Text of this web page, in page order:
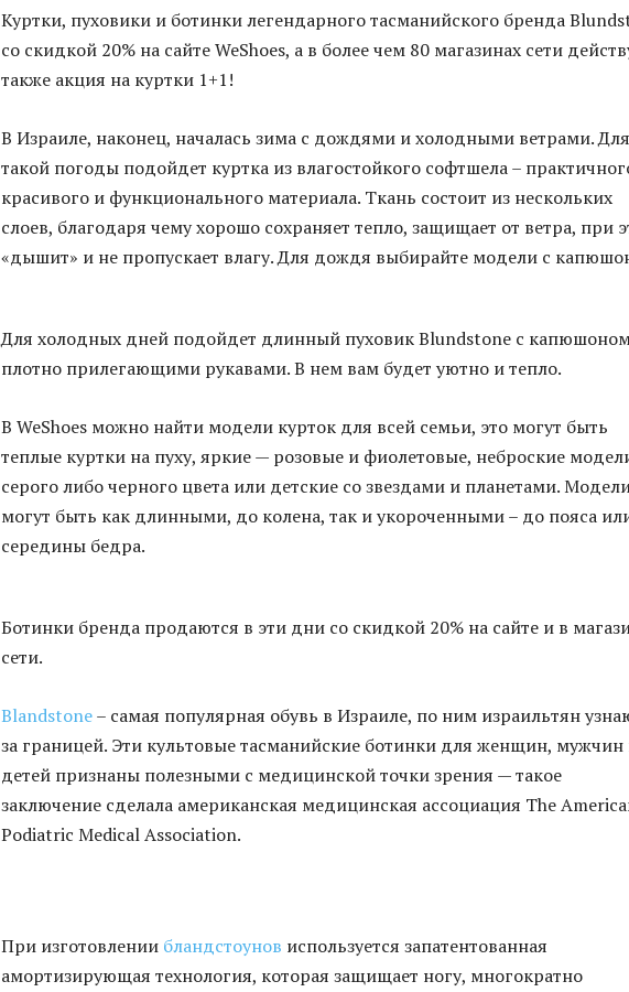
Куртки, пуховики и ботинки легендарного тасманийского бренда
со скидкой 20% на сайте WeShoes, а в более чем 80 магазинах сети
также акция на куртки 1+1!
В Израиле, наконец, началась зима с дождями и холодными ветрами. Для
такой погоды подойдет куртка из влагостойкого софтшела –
красивого и функционального материала. Ткань состоит из нескольких
слоев, благодаря чему хорошо сохраняет тепло, защищает от ветра, при
«дышит» и не пропускает влагу. Для дождя выбирайте модели с
Для холодных дней подойдет длинный пуховик Blundstone с
плотно прилегающими рукавами. В нем вам будет уютно и тепло.
В WeShoes можно найти модели курток для всей семьи, это могут быть
теплые куртки на пуху, яркие — розовые и фиолетовые, неброские
серого либо черного цвета или детские со звездами и планетами.
могут быть как длинными, до колена, так и укороченными – до пояса
середины бедра.
Ботинки бренда продаются в эти дни со скидкой 20% на сайте и в
сети.
Blandstone– самая популярная обувь в Израиле, по ним израильтян
за границей. Эти культовые тасманийские ботинки для женщин, мужчин
детей признаны полезными с медицинской точки зрения — такое
заключение сделала американская медицинская ассоциация The
Podiatric Medical Association.
При изготовлении бландстоунов используется запатентованная
амортизирующая технология, которая защищает ногу, многократно